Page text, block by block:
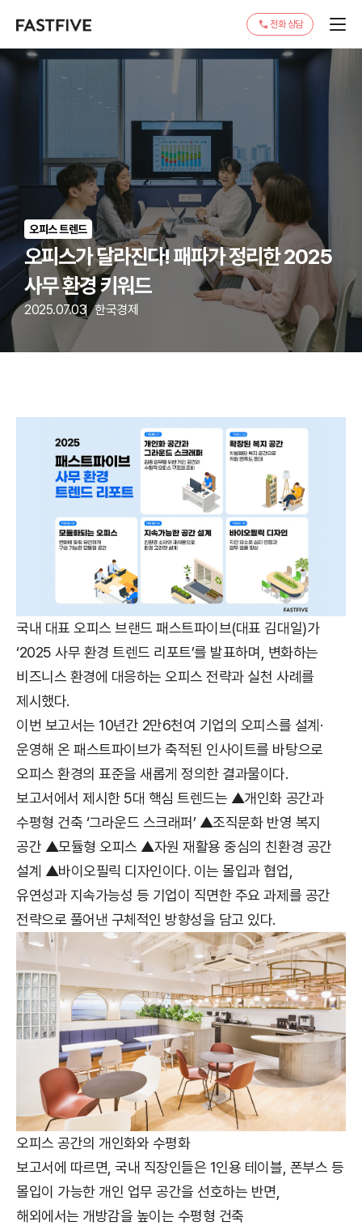
전화 상담
오피스 트렌드
오피스가 달라진다! 패파가 정리한 2025
사무 환경 키워드
2025.07.03 한국경제
국내 대표 오피스 브랜드 패스트파이브(대표 김대일)가
‘2025 사무 환경 트렌드 리포트’를 발표하며, 변화하는
비즈니스 환경에 대응하는 오피스 전략과 실천 사례를
제시했다.
이번 보고서는 10년간 2만6천여 기업의 오피스를 설계·
운영해 온 패스트파이브가 축적된 인사이트를 바탕으로
오피스 환경의 표준을 새롭게 정의한 결과물이다.
보고서에서 제시한 5대 핵심 트렌드는 ▲개인화 공간과
수평형 건축 ‘그라운드 스크래퍼’ ▲조직문화 반영 복지
공간 ▲모듈형 오피스 ▲자원 재활용 중심의 친환경 공간
설계 ▲바이오필릭 디자인이다. 이는 몰입과 협업,
유연성과 지속가능성 등 기업이 직면한 주요 과제를 공간
전략으로 풀어낸 구체적인 방향성을 담고 있다.
오피스 공간의 개인화와 수평화
보고서에 따르면, 국내 직장인들은 1인용 테이블, 폰부스 등
몰입이 가능한 개인 업무 공간을 선호하는 반면,
해외에서는 개방감을 높이는 수평형 건축